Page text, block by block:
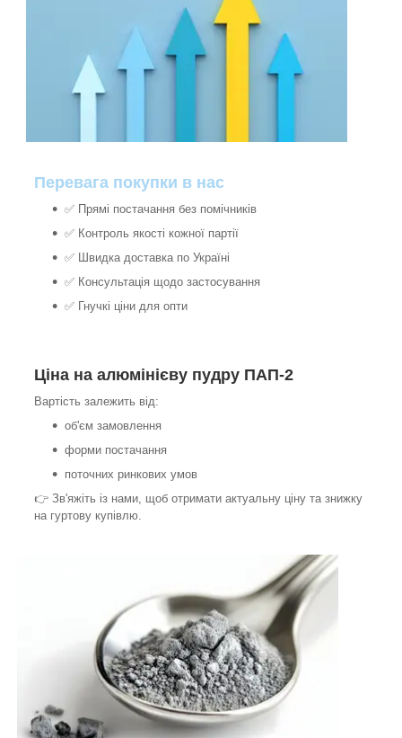
Перевага покупки в нас
✅ Прямі постачання без помічників
✅ Контроль якості кожної партії
✅ Швидка доставка по Україні
✅ Консультація щодо застосування
✅ Гнучкі ціни для опти
Ціна на алюмінієву пудру ПАП-2
Вартість залежить від:
об'єм замовлення
форми постачання
поточних ринкових умов
👉 Зв'яжіть із нами, щоб отримати актуальну ціну та знижку
на гуртову купівлю.